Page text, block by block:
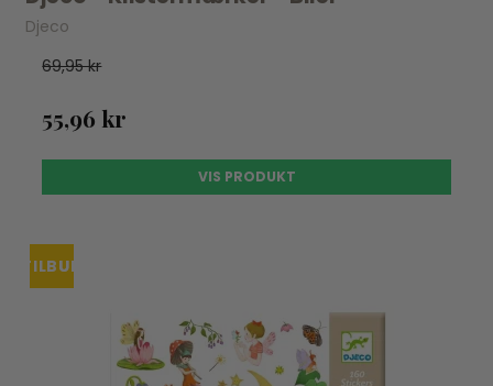
Djeco
69,95 kr
55,96 kr
VIS PRODUKT
TILBUDUDSOLGT